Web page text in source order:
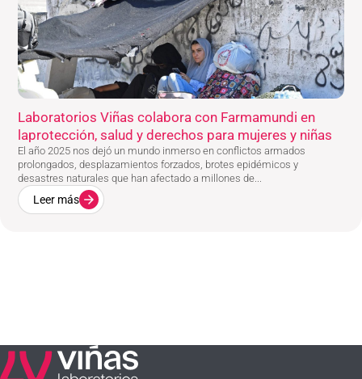
Laboratorios Viñas colabora con Farmamundi en
laprotección, salud y derechos para mujeres y niñas
El año 2025 nos dejó un mundo inmerso en conflictos armados
prolongados, desplazamientos forzados, brotes epidémicos y
desastres naturales que han afectado a millones de...
Leer más